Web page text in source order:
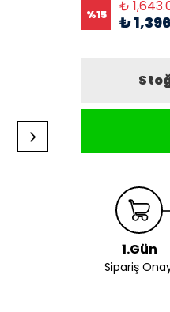
%15 ₺
₺
1.Gün
Sipariş